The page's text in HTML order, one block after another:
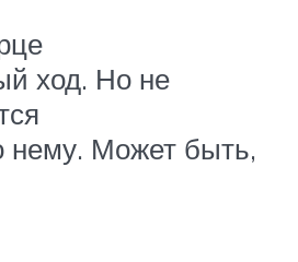
ход. Но не
нему. Может быть,